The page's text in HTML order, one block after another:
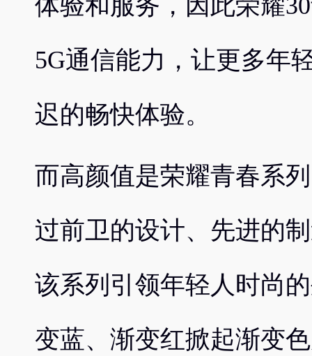
体验和服务，因此荣耀
5G通信能力，让更多年
迟的畅快体验。
而高颜值是荣耀青春系
过前卫的设计、先进的
该系列引领年轻人时尚
变蓝、渐变红掀起渐变